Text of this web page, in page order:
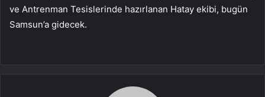
ve Antrenman Tesislerinde hazırlanan Hatay ekibi, bugün
Samsun’a gidecek.